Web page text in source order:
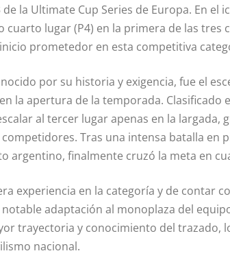
la Ultimate Cup Series de Europa. En el
cuarto lugar (P4) en la primera de las tres
prometedor en esta competitiva
por su historia y exigencia, fue el
la apertura de la temporada. Clasificado
al tercer lugar apenas en la largada,
Tras una intensa batalla en
argentino, finalmente cruzó la meta en
experiencia en la categoría y de contar
adaptación al monoplaza del
trayectoria y conocimiento del trazado,
nacional.